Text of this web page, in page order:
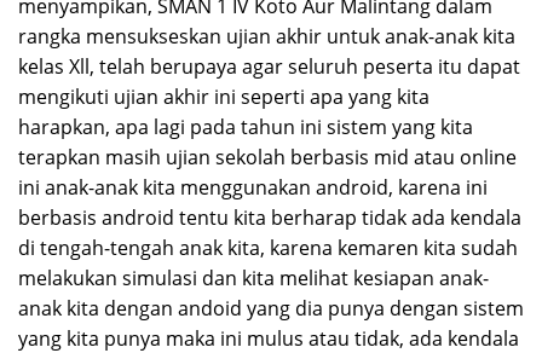
menyampikan, SMAN 1 IV Koto Aur Malintang dalam
rangka mensukseskan ujian akhir untuk anak-anak kita
kelas Xll, telah berupaya agar seluruh peserta itu dapat
mengikuti ujian akhir ini seperti apa yang kita
harapkan, apa lagi pada tahun ini sistem yang kita
terapkan masih ujian sekolah berbasis mid atau online
ini anak-anak kita menggunakan android, karena ini
berbasis android tentu kita berharap tidak ada kendala
di tengah-tengah anak kita, karena kemaren kita sudah
melakukan simulasi dan kita melihat kesiapan anak-
anak kita dengan andoid yang dia punya dengan sistem
yang kita punya maka ini mulus atau tidak, ada kendala